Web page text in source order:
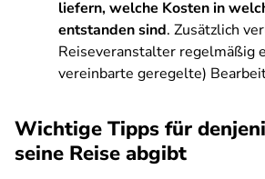
liefern, welche Kosten in
entstanden sind. Zusätzlich
Reiseveranstalter regelmäßig
vereinbarte geregelte)
Wichtige Tipps für
seine Reise abgibt